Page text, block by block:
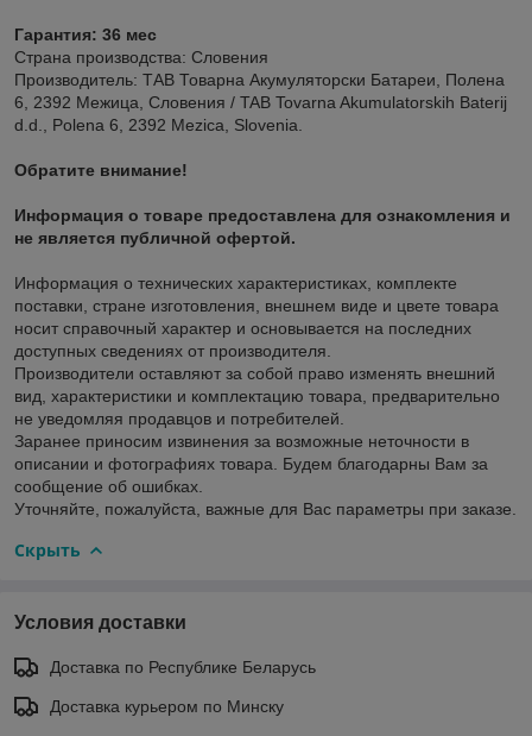
Гарантия: 36 мес
Страна производства: Словения
Производитель: ТАВ Товарна Акумуляторски Батареи, Полена
6, 2392 Межица, Словения / TAB Tovarna Akumulatorskih Baterij
d.d., Polena 6, 2392 Mezica, Slovenia.
Обратите внимание!
Информация о товаре предоставлена для ознакомления и
не является публичной офертой.
Информация о технических характеристиках, комплекте
поставки, стране изготовления, внешнем виде и цвете товара
носит справочный характер и основывается на последних
доступных сведениях от производителя.
Производители оставляют за собой право изменять внешний
вид, характеристики и комплектацию товара, предварительно
не уведомляя продавцов и потребителей.
Заранее приносим извинения за возможные неточности в
описании и фотографиях товара. Будем благодарны Вам за
сообщение об ошибках.
Уточняйте, пожалуйста, важные для Вас параметры при заказе.
Скрыть
Условия доставки
Доставка по Республике Беларусь
Доставка курьером по Минску